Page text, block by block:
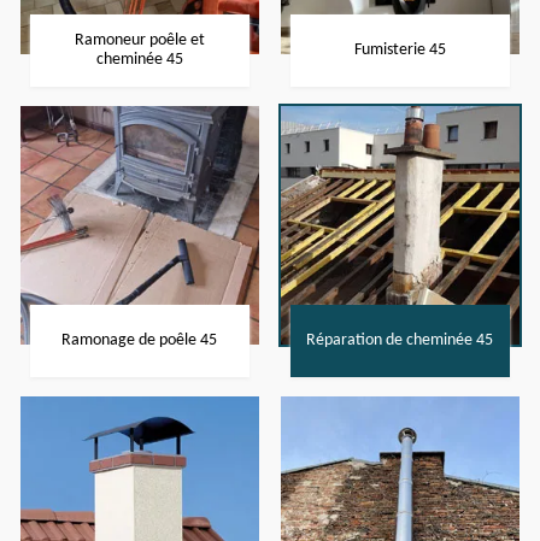
Ramoneur poêle et
cheminée 45
Fumisterie 45
Ramonage de poêle 45 Réparation de cheminée 45